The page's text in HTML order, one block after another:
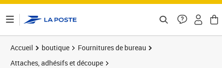
Accueil boutique
Fournitures de bureau
Attaches, adhésifs et découpe